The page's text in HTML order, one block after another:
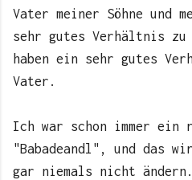
Vater meiner Söhne und
sehr gutes Verhältnis zu
haben ein sehr gutes
Vater.
Ich war schon immer ein
"Babadeandl", und das
gar niemals nicht ändern.